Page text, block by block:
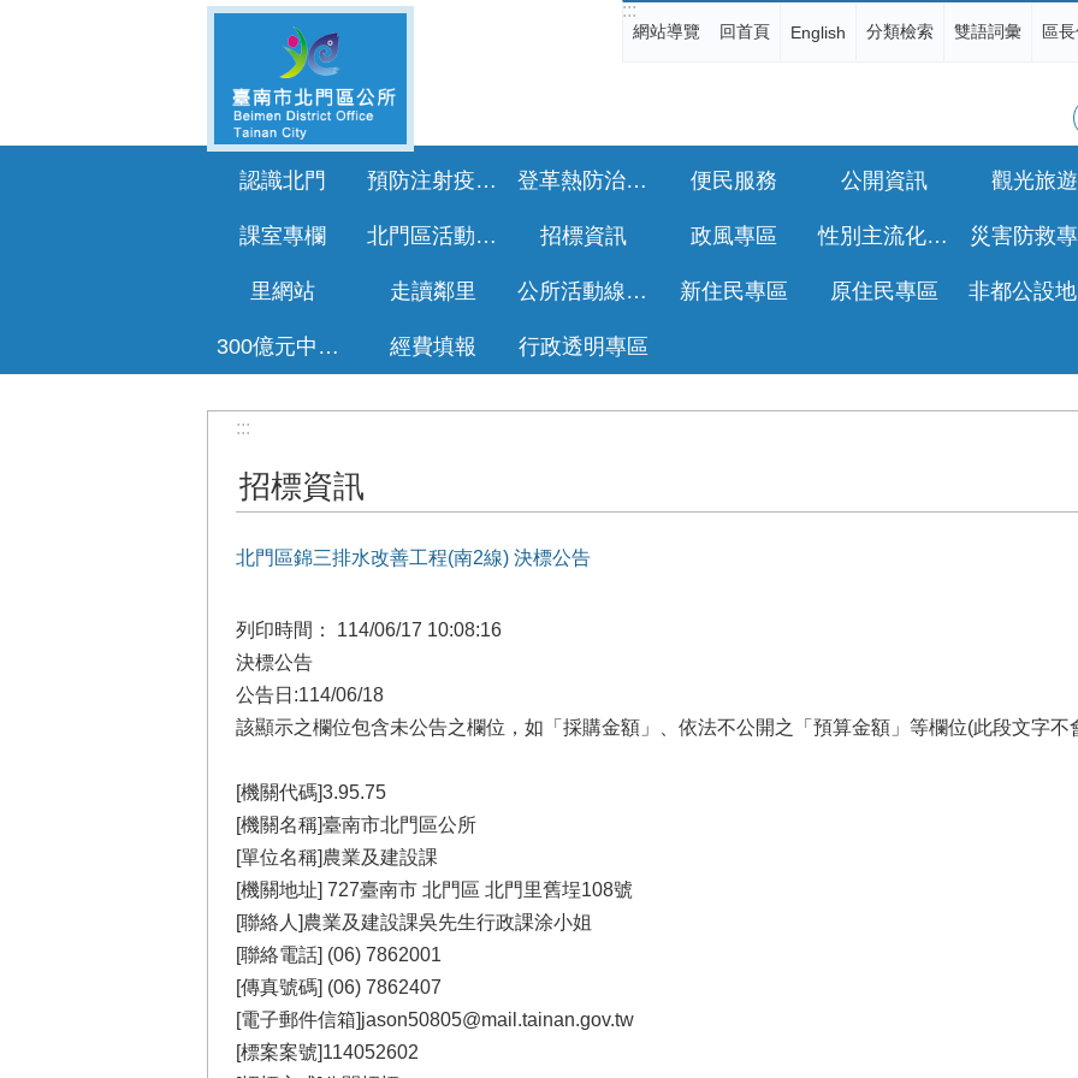
:::
網站導覽 回首頁 English 分類檢索 雙語詞彙 區
認識北門 預防注射疫苗接種專區 登革熱防治專區 便民服務 公開資訊 觀光旅遊
課室專欄 北門區活動花絮 招標資訊 政風專區 性別主流化專區 災害防救
里網站 走讀鄰里 公所活動線上報名 新住民專區 原住民專區
300億元中央擴大租金補貼專區 經費填報 行政透明專區
:::
招標資訊
北門區錦三排水改善工程(南2線) 決標公告
列印時間： 114/06/17 10:08:16
決標公告
公告日:114/06/18
該顯示之欄位包含未公告之欄位，如「採購金額」、依法不公開之「預算金額」等欄位(此段文字不
[機關代碼]3.95.75
[機關名稱]臺南市北門區公所
[單位名稱]農業及建設課
[機關地址] 727臺南市 北門區 北門里舊埕108號
[聯絡人]農業及建設課吳先生行政課涂小姐
[聯絡電話] (06) 7862001
[傳真號碼] (06) 7862407
[電子郵件信箱]jason50805@mail.tainan.gov.tw
[標案案號]114052602